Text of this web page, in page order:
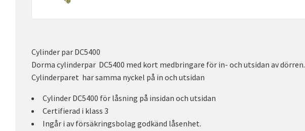
Cylinder par DC5400
Dorma cylinderpar DC5400 med kort medbringare för in- och utsidan av dörren.
Cylinderparet har samma nyckel på in och utsidan
Cylinder DC5400 för låsning på insidan och utsidan
Certifierad i klass 3
Ingår i av försäkringsbolag godkänd låsenhet.